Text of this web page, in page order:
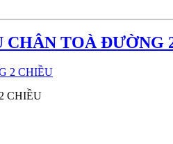
TOÀ ĐƯỜNG
CHIỀU